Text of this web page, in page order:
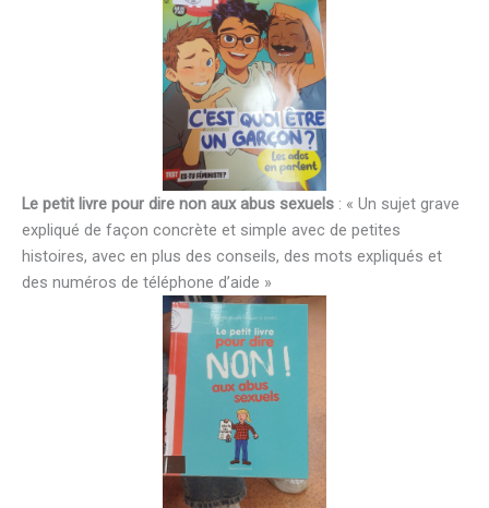
Le petit livre pour dire non aux abus sexuels : « Un sujet grave
expliqué de façon concrète et simple avec de petites
histoires, avec en plus des conseils, des mots expliqués et
des numéros de téléphone d’aide »